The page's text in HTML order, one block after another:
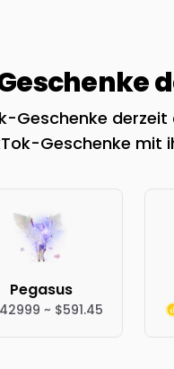
Geschenke
Geschenke mit
Pegasus
42999 ~ $591.45